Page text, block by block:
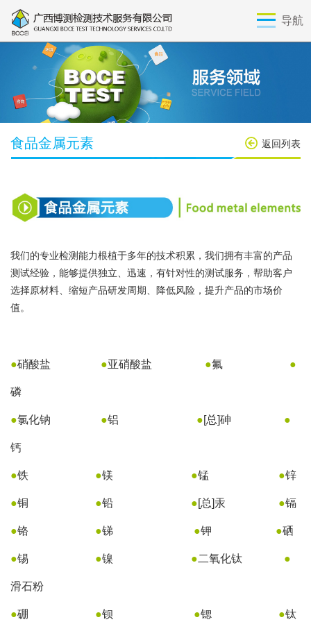
导航
食品金属元素 返回列表
我们的专业检测能力根植于多年的技术积累，我们拥有丰富的产品
测试经验，能够提供独立、迅速，有针对性的测试服务，帮助客户
选择原材料、缩短产品研发周期、降低风险，提升产品的市场价
值。
●硝酸盐 ●亚硝酸盐 ●氟 ●
磷
●氯化钠 ●铝 ●[总]砷 ●
钙
●铁 ●镁 ●锰 ●锌
●铜 ●铅 ●[总]汞 ●镉
●铬 ●锑 ●钾 ●硒
●锡 ●镍 ●二氧化钛 ●
滑石粉
●硼 ●钡 ●锶 ●钛